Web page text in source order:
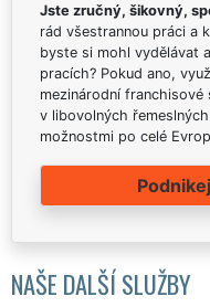
Jste zručný, šikovný,
rád všestrannou práci a
byste si mohl vydělávat
pracích? Pokud ano,
mezinárodní franchisové
v libovolných
možnostmi po celé
NAŠE DALŠÍ SLUŽBY